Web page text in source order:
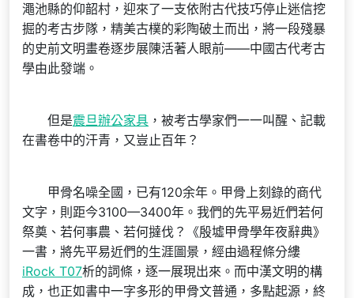
澠池縣的仰韶村，迎來了一支依附古代技巧停止迷信挖
掘的考古步隊，精美古樸的彩陶破土而出，將一段殘暴
的史前文明畫卷逐步展陳活著人眼前——中國古代考古
學由此發端。
但是震旦辦公家具 ，被考古學家們一一叫醒、記載
在書卷中的汗青，又豈止百年？
甲骨名噪全國，已有120余年。甲骨上刻錄的商代
文字，則距今3100—3400年。我們的先平易近們若何
祭奠、若何事農、若何撻伐？《殷墟甲骨學年夜辭典》
一書，將先平易近們的生涯圖景，經由過程條分縷
iRock T07析的詞條，逐一展現出來。而中漢文明的構
成，也正如書中一字多形的甲骨文普通，多點起源，終